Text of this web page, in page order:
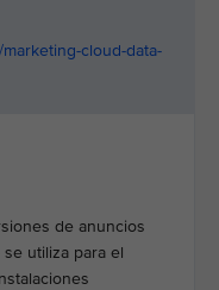
cloud-data-
de anuncios
utiliza para el